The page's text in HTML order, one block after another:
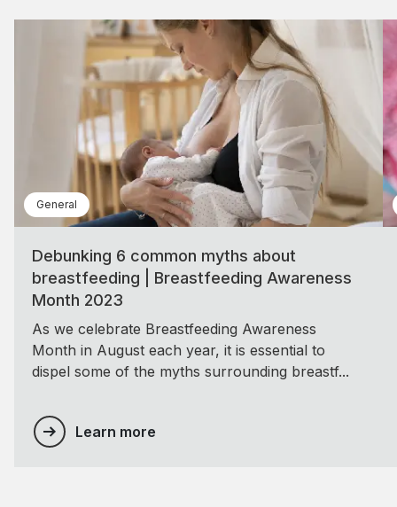
General
Debunking 6 common myths about
breastfeeding | Breastfeeding Awareness
Month 2023
As we celebrate Breastfeeding Awareness
Month in August each year, it is essential to
dispel some of the myths surrounding breastf...
Learn more